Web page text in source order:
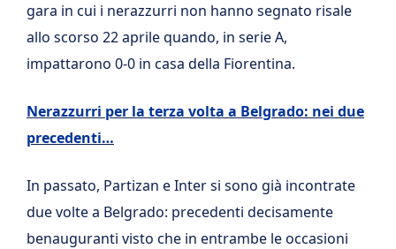
gara in cui i nerazzurri non hanno segnato risale
allo scorso 22 aprile quando, in serie A,
impattarono 0-0 in casa della Fiorentina.
Nerazzurri per la terza volta a Belgrado: nei due
precedenti…
In passato, Partizan e Inter si sono già incontrate
due volte a Belgrado: precedenti decisamente
benauguranti visto che in entrambe le occasioni